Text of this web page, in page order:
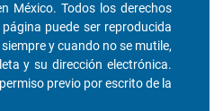
México. Todos los derechos
puede ser reproducida
y cuando no se mutile,
y su dirección electrónica.
previo por escrito de la